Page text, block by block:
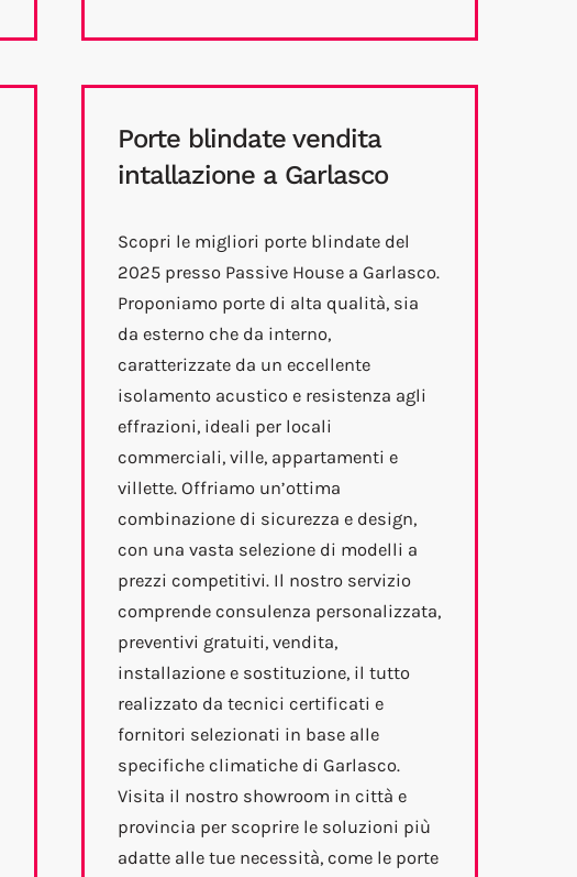
Porte blindate vendita
intallazione a Garlasco
Scopri le migliori porte blindate del
2025 presso Passive House a Garlasco.
Proponiamo porte di alta qualità, sia
da esterno che da interno,
caratterizzate da un eccellente
isolamento acustico e resistenza agli
effrazioni, ideali per locali
commerciali, ville, appartamenti e
villette. Offriamo un’ottima
combinazione di sicurezza e design,
con una vasta selezione di modelli a
prezzi competitivi. Il nostro servizio
comprende consulenza personalizzata,
preventivi gratuiti, vendita,
installazione e sostituzione, il tutto
realizzato da tecnici certificati e
fornitori selezionati in base alle
specifiche climatiche di Garlasco.
Visita il nostro showroom in città e
provincia per scoprire le soluzioni più
adatte alle tue necessità, come le porte